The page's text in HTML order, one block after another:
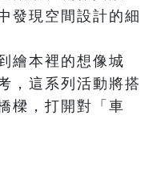
發現空間設計的細
繪本裡的想像城
，這系列活動將搭
樑，打開對「車